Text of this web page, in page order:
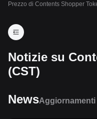
Prezzo di Contents Shopper
Notizie su
(CST)
NewsAggiornamenti